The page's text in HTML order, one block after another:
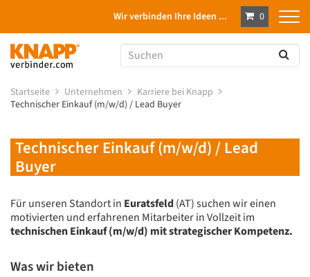
Wir verbinden Ihre Ideen ... 0
Startseite Unternehmen
Karriere bei Knapp
Technischer Einkauf (m/w/d) / Lead Buyer
Technischer Einkauf (m/w/d) / Lead
Buyer
Für unseren Standort in Euratsfeld(AT) suchen wir einen
motivierten und erfahrenen Mitarbeiter in Vollzeit im
technischen Einkauf (m/w/d) mit strategischer Kompetenz.
Was wir bieten